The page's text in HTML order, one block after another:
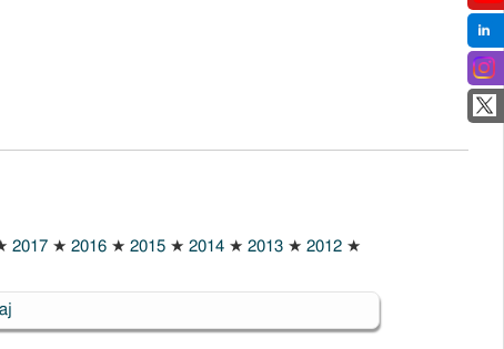
2017 ★ 2016 ★ 2015 ★ 2014 ★ 2013 ★ 2012 ★